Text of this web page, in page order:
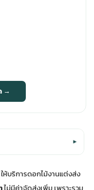
→
▾
ห้บริการดอกไม้งานแต่งส่ง
ไม่มีค่าจัดส่งเพิ่ม เพราะรวม